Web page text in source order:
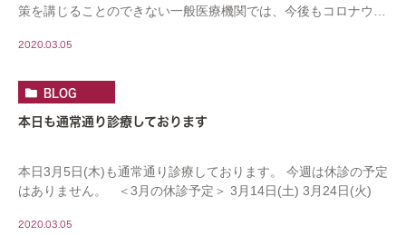
策を講じることのできない一般医療機関では、今後もコロナウイ
2020.03.05
BLOG
本日も通常通り診療しております
本日3月5日(木)も通常通り診療しております。 今週は休診の予定
はありません。 ＜3月の休診予定＞ 3月14日(土) 3月24日(火)
2020.03.05